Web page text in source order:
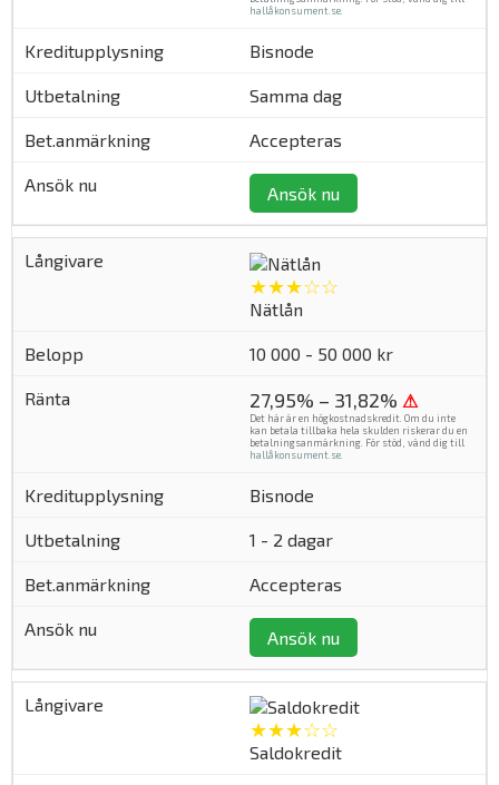
hallåkonsument.se
Bisnode
Samma dag
Accepteras
Ansök nu
★★★☆☆
Nätlån
10 000 - 50 000 kr
27,95% – 31,82% ⚠
Det här är en högkostnadskredit. Om du inte
kan betala tillbaka hela skulden riskerar du en
betalningsanmärkning. För stöd, vänd dig till
hallåkonsument.se
Bisnode
1 - 2 dagar
Accepteras
Ansök nu
★★★☆☆
Saldokredit